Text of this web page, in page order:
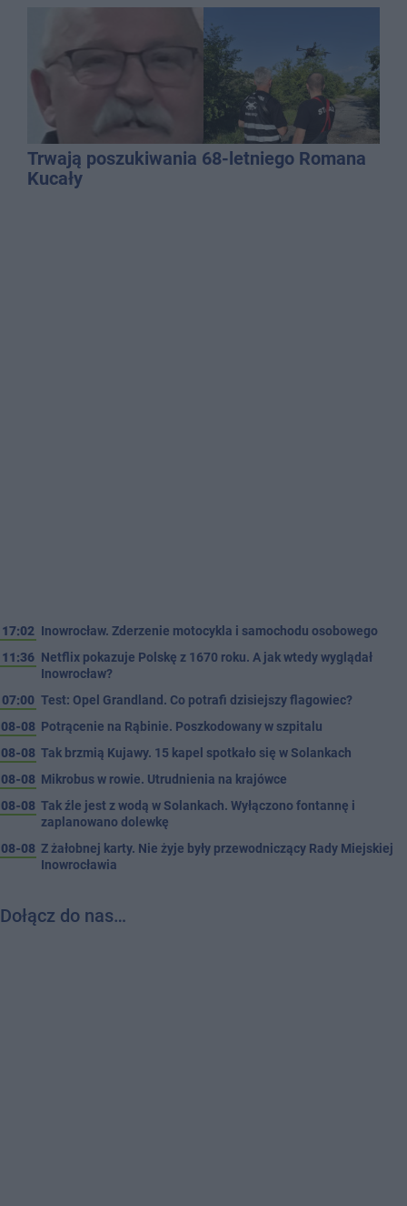
Trwają poszukiwania 68-letniego Romana
Kucały
17:02 Inowrocław. Zderzenie motocykla i samochodu osobowego
11:36 Netflix pokazuje Polskę z 1670 roku. A jak wtedy wyglądał
Inowrocław?
07:00 Test: Opel Grandland. Co potrafi dzisiejszy flagowiec?
08-08 Potrącenie na Rąbinie. Poszkodowany w szpitalu
08-08 Tak brzmią Kujawy. 15 kapel spotkało się w Solankach
08-08 Mikrobus w rowie. Utrudnienia na krajówce
08-08 Tak źle jest z wodą w Solankach. Wyłączono fontannę i
zaplanowano dolewkę
08-08 Z żałobnej karty. Nie żyje były przewodniczący Rady Miejskiej
Inowrocławia
Dołącz do nas…